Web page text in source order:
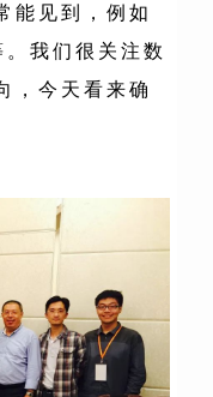
能见到，例如
我们很关注数
，今天看来确